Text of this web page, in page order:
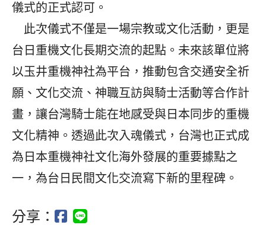
儀式的正式認可。
此次儀式不僅是一場宗教或文化活動，更是
台日重機文化長期交流的起點。未來該單位將
以玉井重機神社為平台，推動包含交通安全祈
願、文化交流、神職互訪與騎士活動等合作計
畫，讓台灣騎士能在地感受與日本同步的重機
文化精神。透過此次入魂儀式，台灣也正式成
為日本重機神社文化海外發展的重要據點之
一，為台日民間文化交流寫下新的里程碑。
分享：